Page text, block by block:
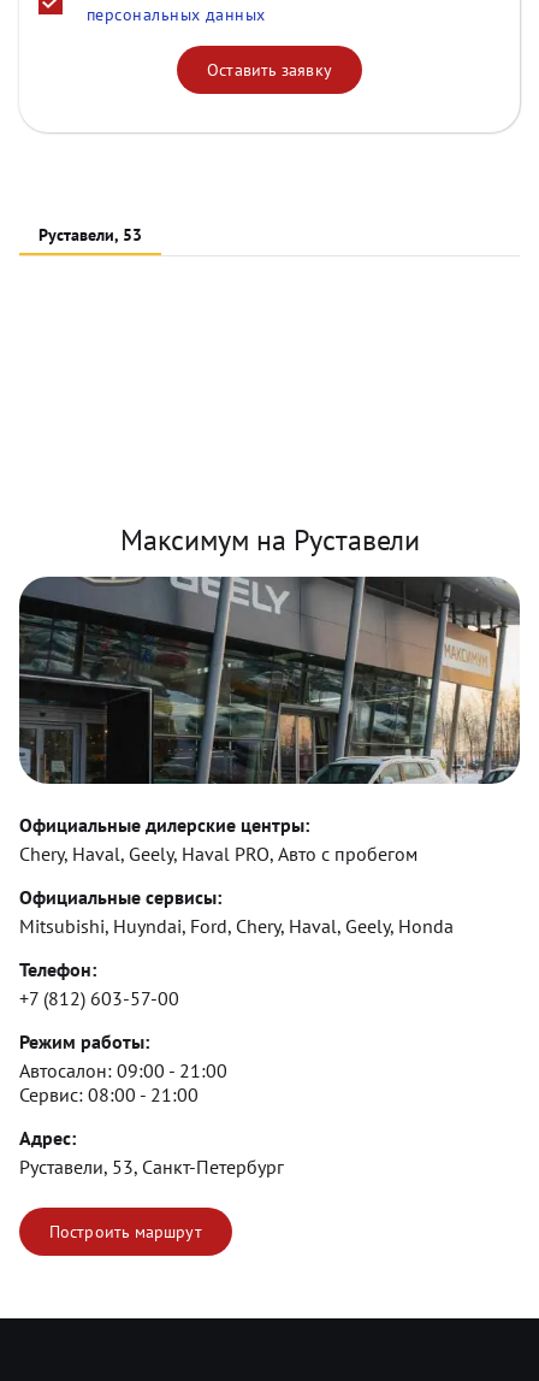
персональных данных
Оставить заявку
Руставели, 53
Максимум на Руставели
Официальные дилерские центры:
Chery, Haval, Geely, Haval PRO, Авто с пробегом
Официальные сервисы:
Mitsubishi, Huyndai, Ford, Chery, Haval, Geely, Honda
Телефон:
+7 (812) 603-57-00
Режим работы:
Автосалон: 09:00 - 21:00
Сервис: 08:00 - 21:00
Адрес:
Руставели, 53, Санкт-Петербург
Построить маршрут